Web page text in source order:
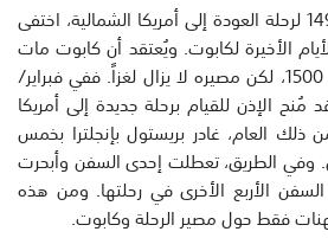
بعد الإبحار في مايو/أيار 1498 لرحلة العودة إلى أمريكا الشمالية، اختفى
الأخيرة لكابوت. ويُعتقد أن كابوت مات
في وقت ما عام 1499 أو 1500، لكن مصيره لا يزال لغزاً. ففي فبراير/
قد مُنح الإذن للقيام برحلة جديدة إلى أمريكا
ذلك العام، غادر بريستول بإنجلترا بخمس
من 300 رجل. وفي الطريق، تعطلت إحدى السفن وأبحرت
السفن الأربع الأخرى في رحلتها. ومن هذه
فقط حول مصير الرحلة وكابوت.